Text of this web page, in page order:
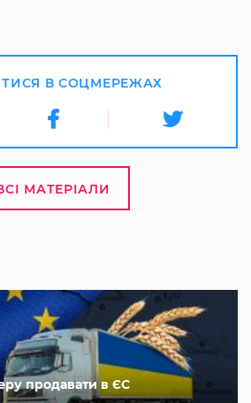
В СОЦМЕРЕЖАХ
МАТЕРІАЛИ
продавати в ЄС